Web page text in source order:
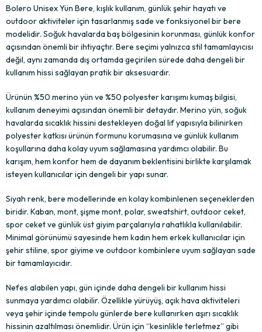
Bolero Unisex Yün Bere, kışlık kullanım, günlük şehir hayatı ve
outdoor aktiviteler için tasarlanmış sade ve fonksiyonel bir bere
modelidir. Soğuk havalarda baş bölgesinin korunması, günlük konfor
açısından önemli bir ihtiyaçtır. Bere seçimi yalnızca stil tamamlayıcısı
değil, aynı zamanda dış ortamda geçirilen sürede daha dengeli bir
kullanım hissi sağlayan pratik bir aksesuardır.
Ürünün %50 merino yün ve %50 polyester karışımı kumaş bilgisi,
kullanım deneyimi açısından önemli bir detaydır. Merino yün, soğuk
havalarda sıcaklık hissini destekleyen doğal lif yapısıyla bilinirken
polyester katkısı ürünün formunu korumasına ve günlük kullanım
koşullarına daha kolay uyum sağlamasına yardımcı olabilir. Bu
karışım, hem konfor hem de dayanım beklentisini birlikte karşılamak
isteyen kullanıcılar için dengeli bir yapı sunar.
Siyah renk, bere modellerinde en kolay kombinlenen seçeneklerden
biridir. Kaban, mont, şişme mont, polar, sweatshirt, outdoor ceket,
spor ceket ve günlük üst giyim parçalarıyla rahatlıkla kullanılabilir.
Minimal görünümü sayesinde hem kadın hem erkek kullanıcılar için
şehir stiline, spor giyime ve outdoor kombinlere uyum sağlayan sade
bir tamamlayıcıdır.
Nefes alabilen yapı, gün içinde daha dengeli bir kullanım hissi
sunmaya yardımcı olabilir. Özellikle yürüyüş, açık hava aktiviteleri
veya şehir içinde tempolu günlerde bere kullanırken aşırı sıcaklık
hissinin azaltılması önemlidir. Ürün için “kesinlikle terletmez” gibi